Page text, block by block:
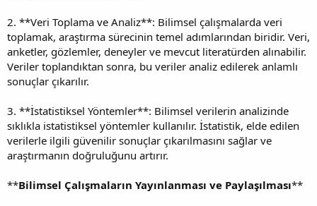
2. **Veri Toplama ve Analiz**: Bilimsel çalışmalarda veri
toplamak, araştırma sürecinin temel adımlarından biridir. Veri,
anketler, gözlemler, deneyler ve mevcut literatürden alınabilir.
Veriler toplandıktan sonra, bu veriler analiz edilerek anlamlı
sonuçlar çıkarılır.
3. **İstatistiksel Yöntemler**: Bilimsel verilerin analizinde
sıklıkla istatistiksel yöntemler kullanılır. İstatistik, elde edilen
verilerle ilgili güvenilir sonuçlar çıkarılmasını sağlar ve
araştırmanın doğruluğunu artırır.
**Bilimsel Çalışmaların Yayınlanması ve Paylaşılması**